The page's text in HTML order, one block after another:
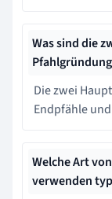
Was sind die
Die zwei
Endpfähle
Welche Art
verwenden